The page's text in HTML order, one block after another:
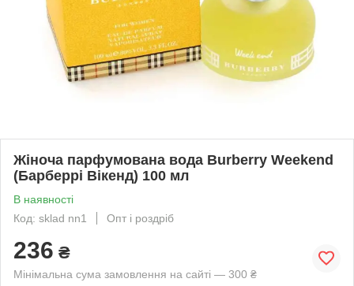
Жіноча парфумована вода Burberry Weekend
(Барберрі Вікенд) 100 мл
В наявності
Код: sklad nn1
Опт і роздріб
236 ₴
Мінімальна сума замовлення на сайті — 300 ₴